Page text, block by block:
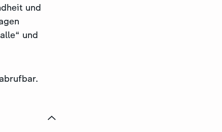
und
und